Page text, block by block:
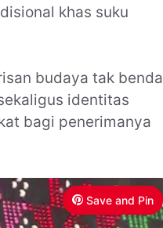
khas suku
budaya tak benda
identitas
bagi penerimanya
Save and Pin